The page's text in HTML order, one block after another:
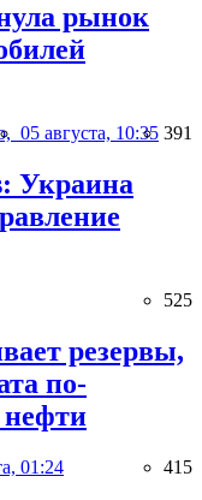
рынок
05 августа, 10:35 391
Украина
525
резервы,
по-
нефти
01:24 415